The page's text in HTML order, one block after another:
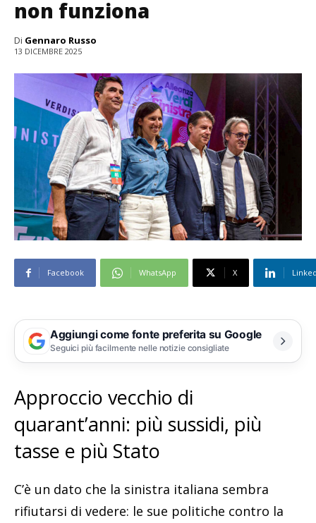
non funziona
Di Gennaro Russo
13 DICEMBRE 2025
Facebook WhatsApp X
Aggiungi come fonte preferita su Google
Seguici più facilmente nelle notizie consigliate
Approccio vecchio di
quarant’anni: più sussidi, più
tasse e più Stato
C’è un dato che la sinistra italiana sembra
rifiutarsi di vedere: le sue politiche contro la